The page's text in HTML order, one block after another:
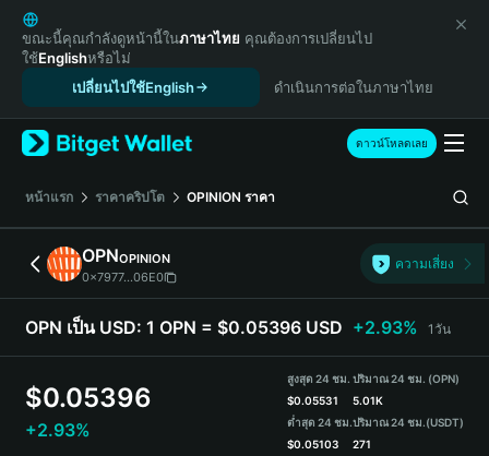
English
日本語
Tiếng Việt
Español (Latinoamérica)
Türkçe
Français
Deutsch
简体中文
繁體中文
Português (Portugal)
Bahasa Indonesia
ภาษาไทย
Español
ขณะนี้คุณกำลังดูหน้านี้ในภาษาไทย คุณต้องการเปลี่ยนไป
ใช้Englishหรือไม่
เปลี่ยนไปใช้English
ดำเนินการต่อในภาษาไทย
ดาวน์โหลดเลย
หน้าแรก ราคาคริปโต OPINION ราคา
OPNOPINION
0x7977...06E0
ความเสี่ยง
OPN เป็น USD: 1 OPN = $0.05396 USD +2.93% 1วัน
$0.05396
+2.93%
สูงสุด 24 ชม.
$0.05531
ต่ำสุด 24 ชม.
$0.05103
ปริมาณ 24 ชม. (OPN)
5.01K
ปริมาณ 24 ชม.(USDT)
271